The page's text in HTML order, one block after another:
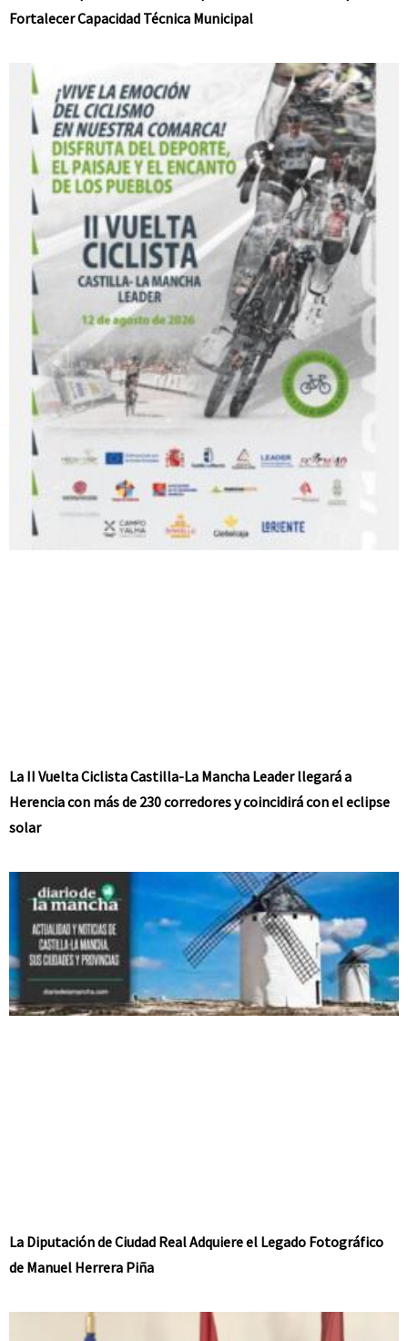
Fortalecer Capacidad Técnica Municipal
La II Vuelta Ciclista Castilla-La Mancha Leader llegará a
Herencia con más de 230 corredores y coincidirá con el eclipse
solar
La Diputación de Ciudad Real Adquiere el Legado Fotográfico
de Manuel Herrera Piña